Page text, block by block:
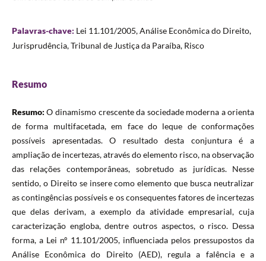
Palavras-chave: Lei 11.101/2005, Análise Econômica do Direito,
Jurisprudência, Tribunal de Justiça da Paraíba, Risco
Resumo
Resumo:O dinamismo crescente da sociedade moderna a orienta
de forma multifacetada, em face do leque de conformações
possíveis apresentadas. O resultado desta conjuntura é a
ampliação de incertezas, através do elemento risco, na observação
das relações contemporâneas, sobretudo as jurídicas. Nesse
sentido, o Direito se insere como elemento que busca neutralizar
as contingências possíveis e os consequentes fatores de incertezas
que delas derivam, a exemplo da atividade empresarial, cuja
caracterização engloba, dentre outros aspectos, o risco. Dessa
forma, a Lei nº 11.101/2005, influenciada pelos pressupostos da
Análise Econômica do Direito (AED), regula a falência e a